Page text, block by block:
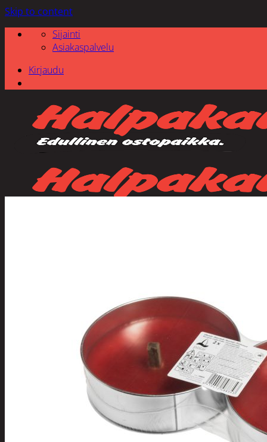
Skip to content
Sijainti
Asiakaspalvelu
Kirjaudu
Tuotevalikoima
Poistotuotteet
Kausituotteet
Joulu
Joulu- ja kausivalot
Eläimet ja tontut
Kyntteliköt
Valoketjut ja
Joulukoristeet
Kranssit ja
Tontut ja muut